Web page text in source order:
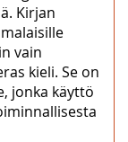
Kirjan
vain
kieli. Se on
jonka käyttö